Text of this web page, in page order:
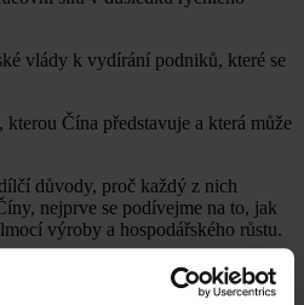
vlády k vydírání podniků, které se
Čína představuje a která může
důvody, proč každý z nich
nejprve se podívejme na to, jak
výroby a hospodářského růstu.
posledních několika desetiletích
hospodářství. A přestože